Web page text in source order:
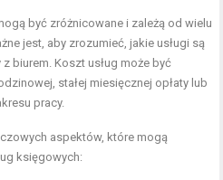
być zróżnicowane i zależą od wielu
jest, aby zrozumieć, jakie usługi są
biurem. Koszt usług może być
stałej miesięcznej opłaty lub
pracy.
aspektów, które mogą
księgowych: